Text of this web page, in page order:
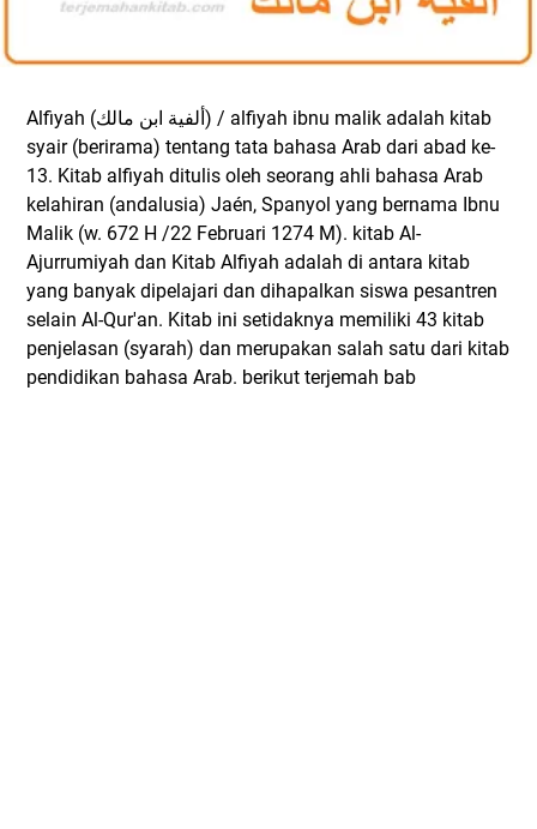
Alfiyah (ألفية ابن مالك) / alfiyah ibnu malik adalah kitab
syair (berirama) tentang tata bahasa Arab dari abad ke-
13. Kitab alfiyah ditulis oleh seorang ahli bahasa Arab
kelahiran (andalusia) Jaén, Spanyol yang bernama Ibnu
Malik (w. 672 H /22 Februari 1274 M). kitab Al-
Ajurrumiyah dan Kitab Alfiyah adalah di antara kitab
yang banyak dipelajari dan dihapalkan siswa pesantren
selain Al-Qur'an. Kitab ini setidaknya memiliki 43 kitab
penjelasan (syarah) dan merupakan salah satu dari kitab
pendidikan bahasa Arab. berikut terjemah bab